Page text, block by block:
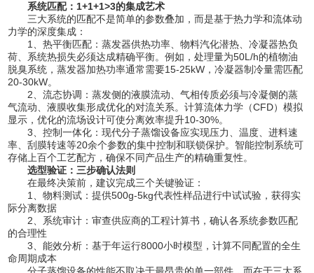
系统匹配：1+1+1>3的集成艺术
三大系统的匹配不是简单的参数叠加，而是基于热力学和流体动
力学的深度集成：
1、热平衡匹配：蒸发器供热功率、物料汽化潜热、冷凝器热负
荷、系统热损失必须达成精确平衡。例如，处理量为50L/h的植物油
脱臭系统，蒸发器加热功率通常需要15-25kW，冷凝器制冷量需匹配
20-30kW。
2、流态协调：蒸发侧的液膜流动、气相传质必须与冷凝侧的蒸
气流动、液膜收集形成优化的对流关系。计算流体力学（CFD）模拟
显示，优化的流场设计可使分离效率提升10-30%。
3、控制一体化：现代分子蒸馏设备应实现压力、温度、进料速
率、刮膜转速等20余个参数的集中控制和联锁保护。智能控制系统可
存储上百个工艺配方，确保不同产品生产的精确重复性。
选型验证：三步确认法则
在最终决策前，建议完成三个关键验证：
1、物料测试：提供500g-5kg代表性样品进行中试试验，获得实
际分离数据
2、系统审计：审查供应商的工程计算书，确认各系统参数匹配
的合理性
3、能效分析：基于年运行8000小时模型，计算不同配置的全生
命周期成本